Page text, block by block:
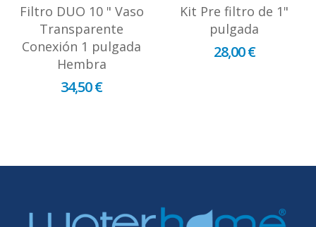
Filtro DUO 10 " Vaso
Transparente
Conexión 1 pulgada
Hembra
34,50 €
Kit Pre filtro de 1"
pulgada
28,00 €